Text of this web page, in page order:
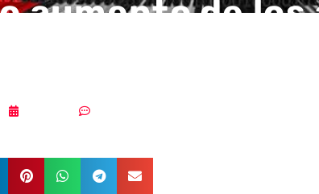
aumento de